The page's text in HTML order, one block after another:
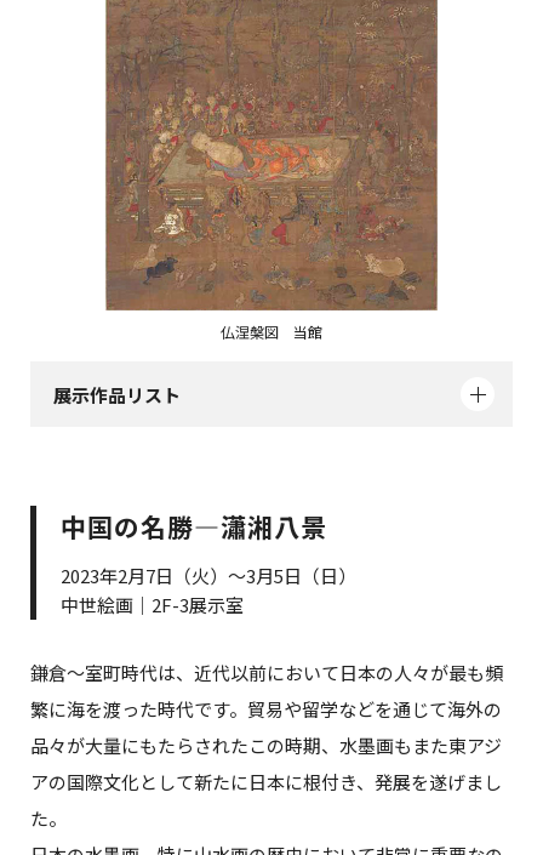
仏涅槃図 当館
展示作品リスト
中国の名勝―瀟湘八景
2023年2月7日（火）～3月5日（日）
中世絵画｜2F-3展示室
鎌倉～室町時代は、近代以前において日本の人々が最も頻
繁に海を渡った時代です。貿易や留学などを通じて海外の
品々が大量にもたらされたこの時期、水墨画もまた東アジ
アの国際文化として新たに日本に根付き、発展を遂げまし
た。